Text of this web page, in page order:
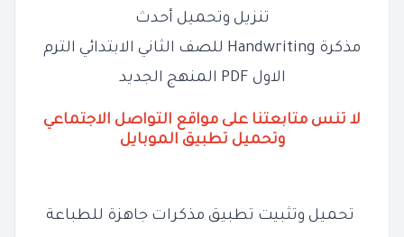
تنزيل وتحميل أحدث
مذكرة Handwriting للصف الثاني الابتدائي الترم
الاول PDF المنهج الجديد
لا تنس متابعتنا على مواقع التواصل الاجتماعي
وتحميل تطبيق الموبايل
تحميل وتثبيت تطبيق مذكرات جاهزة للطباعة